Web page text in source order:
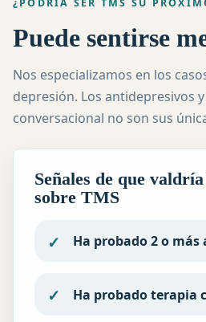
¿PODRÍA SER TMS SU
Puede sentirse
Nos especializamos en los
depresión. Los antidepresivos
conversacional no son sus
Señales de que
sobre TMS
Ha probado 2 o
Ha probado terapia